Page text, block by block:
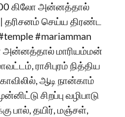
கிலோ அன்னத்தால்
செய்ய திரண்ட
#mariamman
அன்னத்தால் மாரியம்மன்
ராசிபுரம் நித்திய
ஆடி நான்காம்
சிறப்பு வழிபாடு
பால், தயிர், மஞ்சள்,